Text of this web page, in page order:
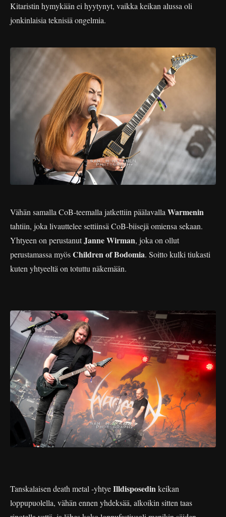
Kitaristin hymykään ei hyytynyt, vaikka keikan alussa oli
jonkinlaisia teknisiä ongelmia.
Vähän samalla CoB-teemalla jatkettiin päälavalla Warmenin
tahtiin, joka livauttelee settiinsä CoB-biisejä omiensa sekaan.
Yhtyeen on perustanutJanne Wirman, joka on ollut
perustamassa myösChildren of Bodomia. Soitto kulki tiukasti
kuten yhtyeeltä on totuttu näkemään.
Tanskalaisen death metal -yhtyeIlldisposedinkeikan
loppupuolella, vähän ennen yhdeksää, alkoikin sitten taas